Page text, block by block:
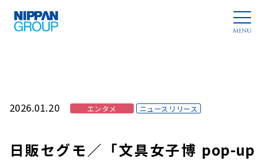
2026.01.20 エンタメ ニュースリリース
日販セグモ／「文具女子博 pop-up